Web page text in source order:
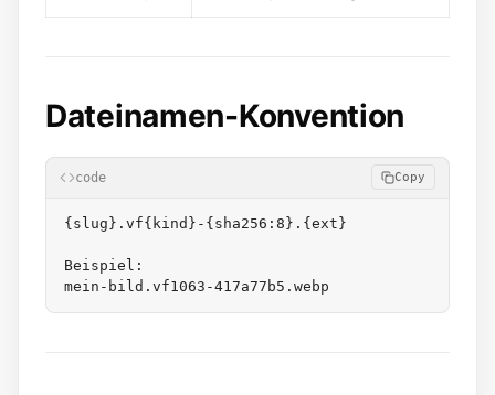
Dateinamen-Konvention
code Copy
{slug}.vf{kind}-{sha256:8}.{ext}
Beispiel: